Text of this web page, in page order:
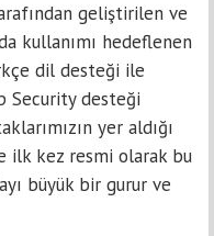
geliştirilen ve
kullanımı hedeflenen
dil desteği ile
Security desteği
yer aldığı
ilk kez resmi olarak bu
büyük bir gurur ve